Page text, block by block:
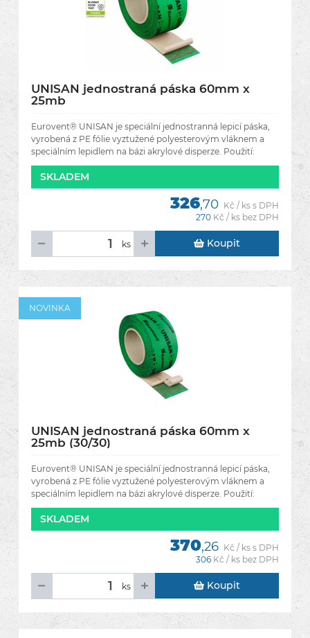
UNISAN jednostraná páska 60mm x
25mb
Eurovent® UNISAN je speciální jednostranná lepicí páska,
vyrobená z PE fólie vyztužené polyesterovým vláknem a
speciálním lepidlem na bázi akrylové disperze. Použití:
široký
SKLADEM
326,70 Kč / ks s DPH
270 Kč / ks bez DPH
ks Koupit
NOVINKA
UNISAN jednostraná páska 60mm x
25mb (30/30)
Eurovent® UNISAN je speciální jednostranná lepicí páska,
vyrobená z PE fólie vyztužené polyesterovým vláknem a
speciálním lepidlem na bázi akrylové disperze. Použití:
široký
SKLADEM
370,26 Kč / ks s DPH
306 Kč / ks bez DPH
ks Koupit